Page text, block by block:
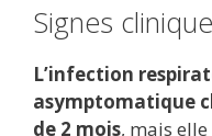
Signes
L’infection
asymptomatique
de 2 mois, mais